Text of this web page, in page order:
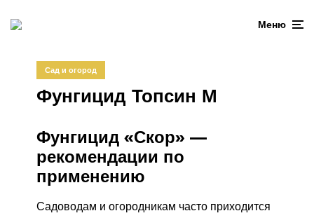
Меню
Сад и огород
Фунгицид Топсин М
Фунгицид «Скор» —
рекомендации по
применению
Садоводам и огородникам часто приходится